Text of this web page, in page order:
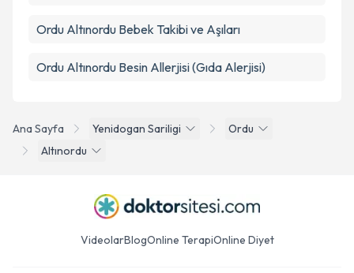
Ana Sayfa Yenidogan Sariligi
Ordu
Altınordu
Ordu Altınordu Bebek Takibi ve Aşıları
Ordu Altınordu Besin Allerjisi (Gıda Alerjisi)
VideolarBlogOnline TerapiOnline Diyet